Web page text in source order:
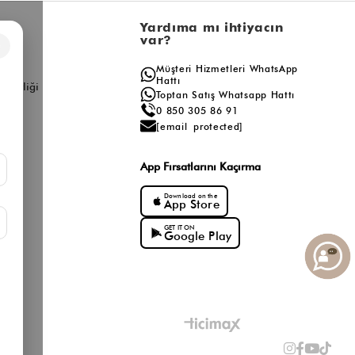
Birliği
Yardıma mı ihtiyacın
var?
Müşteri Hizmetleri WhatsApp
Hattı
Toptan Satış Whatsapp Hattı
0 850 305 86 91
[email protected]
App Fırsatlarını Kaçırma
Download on the
App Store
GET IT ON
Google Play